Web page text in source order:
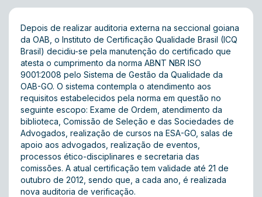
Depois de realizar auditoria externa na seccional goiana
da OAB, o Instituto de Certificação Qualidade Brasil (ICQ
Brasil) decidiu-se pela manutenção do certificado que
atesta o cumprimento da norma ABNT NBR ISO
9001:2008 pelo Sistema de Gestão da Qualidade da
OAB-GO. O sistema contempla o atendimento aos
requisitos estabelecidos pela norma em questão no
seguinte escopo: Exame de Ordem, atendimento da
biblioteca, Comissão de Seleção e das Sociedades de
Advogados, realização de cursos na ESA-GO, salas de
apoio aos advogados, realização de eventos,
processos ético-disciplinares e secretaria das
comissões. A atual certificação tem validade até 21 de
outubro de 2012, sendo que, a cada ano, é realizada
nova auditoria de verificação.